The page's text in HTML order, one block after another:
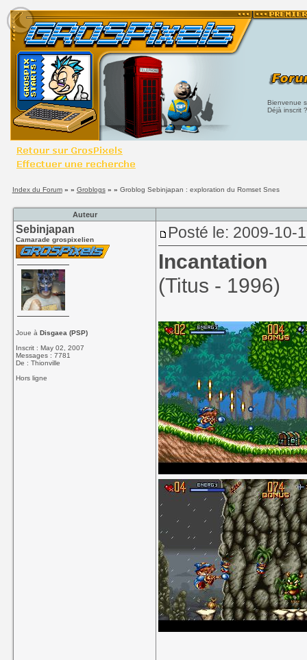
Bienvenue
Déjà inscrit
Index du Forum» » Groblogs» » Groblog Sebinjapan : exploration du Romset Snes
Auteur
Sebinjapan
Camarade grospixelien
Joue àDisgaea (PSP)
Inscrit : May 02, 2007
Messages : 7781
De : Thionville
Hors ligne
Posté le: 2009-10-
Incantation
(Titus - 1996)